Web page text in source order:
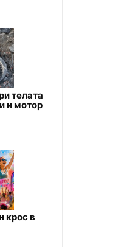
телата
и мотор
крос в